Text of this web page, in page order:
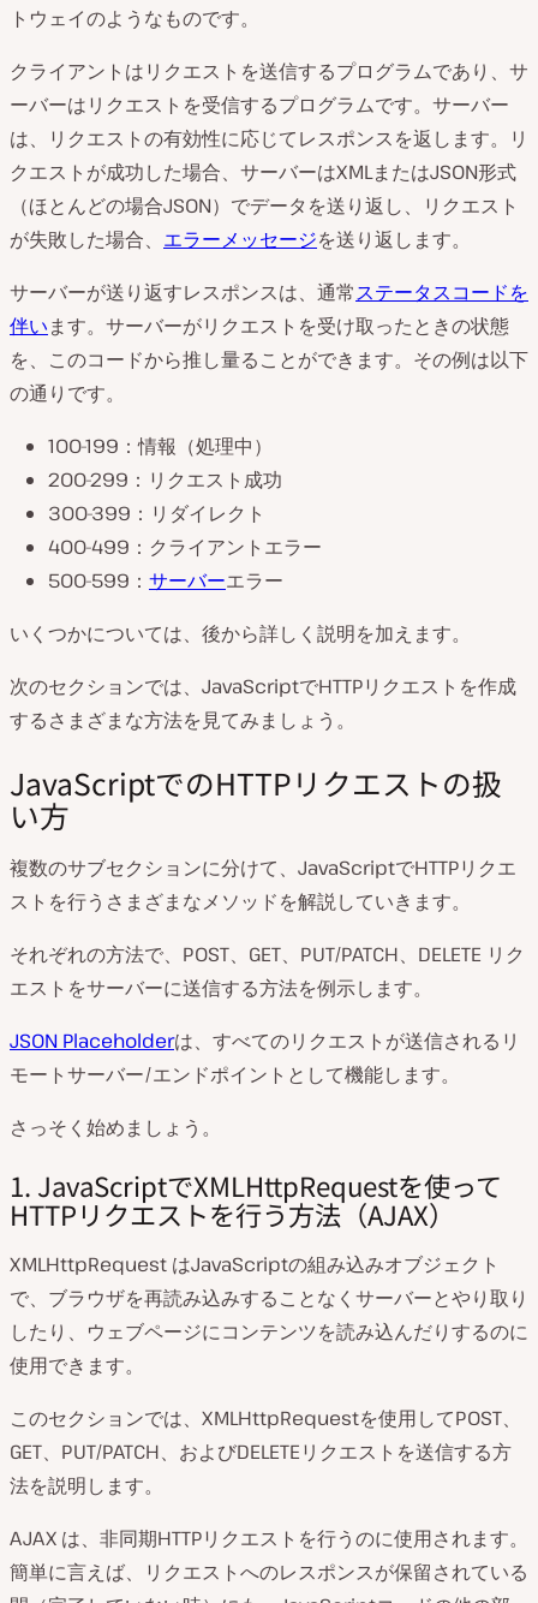
トウェイのようなものです。
クライアントはリクエストを送信するプログラムであり、サ
ーバーはリクエストを受信するプログラムです。サーバー
は、リクエストの有効性に応じてレスポンスを返します。リ
クエストが成功した場合、サーバーはXMLまたはJSON形式
（ほとんどの場合JSON）でデータを送り返し、リクエスト
が失敗した場合、 エラーメッセージを送り返します。
サーバーが送り返すレスポンスは、通常ステータスコードを
伴います。サーバーがリクエストを受け取ったときの状態
を、このコードから推し量ることができます。その例は以下
の通りです。
100-199：情報（処理中）
200-299：リクエスト成功
300-399：リダイレクト
400-499：クライアントエラー
500-599： サーバーエラー
いくつかについては、後から詳しく説明を加えます。
次のセクションでは、JavaScriptでHTTPリクエストを作成
するさまざまな方法を見てみましょう。
JavaScriptでのHTTPリクエストの扱
い方
複数のサブセクションに分けて、JavaScriptでHTTPリクエ
ストを行うさまざまなメソッドを解説していきます。
それぞれの方法で、POST、GET、PUT/PATCH、DELETE リク
エストをサーバーに送信する方法を例示します。
JSON Placeholderは、すべてのリクエストが送信されるリ
モートサーバー/エンドポイントとして機能します。
さっそく始めましょう。
1. JavaScriptでXMLHttpRequestを使って
HTTPリクエストを行う方法（AJAX）
XMLHttpRequest はJavaScriptの組み込みオブジェクト
で、ブラウザを再読み込みすることなくサーバーとやり取り
したり、ウェブページにコンテンツを読み込んだりするのに
使用できます。
このセクションでは、XMLHttpRequestを使用してPOST、
GET、PUT/PATCH、およびDELETEリクエストを送信する方
法を説明します。
AJAX は、非同期HTTPリクエストを行うのに使用されます。
簡単に言えば、リクエストへのレスポンスが保留されている